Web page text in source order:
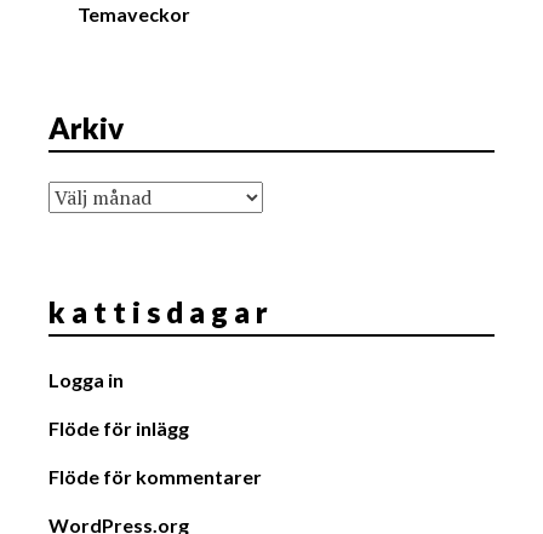
Temaveckor
Arkiv
Arkiv
k a t t i s d a g a r
Logga in
Flöde för inlägg
Flöde för kommentarer
WordPress.org